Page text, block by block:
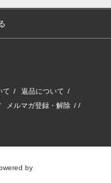
て / 返品について /
メルマガ登録・解除 / /
by